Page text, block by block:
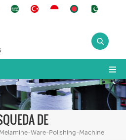
DE
Melamine-Ware-Polishing-Machine